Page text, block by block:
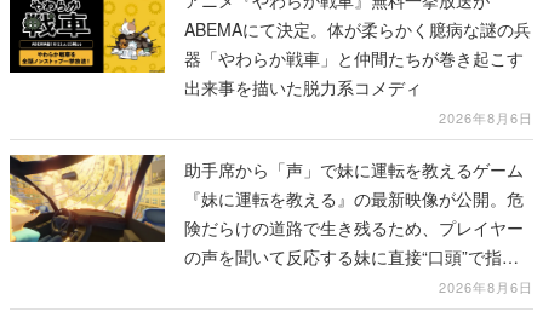
ABEMAにて決定。体が柔らかく臆病な謎の兵
器「やわらか戦車」と仲間たちが巻き起こす
出来事を描いた脱力系コメディ
2026年8月6日
助手席から「声」で妹に運転を教えるゲーム
『妹に運転を教える』の最新映像が公開。危
険だらけの道路で生き残るため、プレイヤー
の声を聞いて反応する妹に直接“口頭”で指示
2026年8月6日